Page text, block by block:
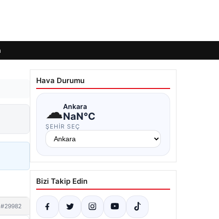
#29982
Hava Durumu
☁Ankara
NaN°C
ŞEHIR SEÇ
Bizi Takip Edin